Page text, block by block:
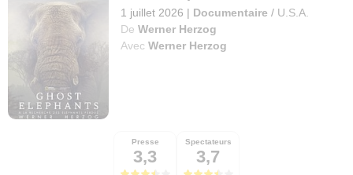
1 juillet 2026 | Documentaire / U.S.A.
De Werner Herzog
Avec Werner Herzog
Presse
3,3
Spectateurs
3,7